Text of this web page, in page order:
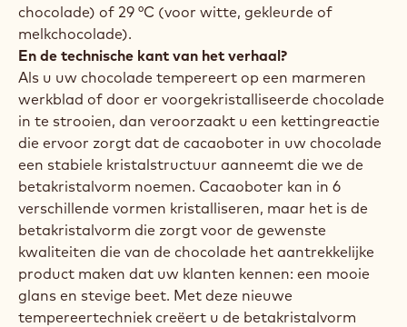
chocolade) of 29 °C (voor witte, gekleurde of
melkchocolade).
En de technische kant van het verhaal?
Als u uw chocolade tempereert op een marmeren
werkblad of door er voorgekristalliseerde chocolade
in te strooien, dan veroorzaakt u een kettingreactie
die ervoor zorgt dat de cacaoboter in uw chocolade
een stabiele kristalstructuur aanneemt die we de
betakristalvorm noemen. Cacaoboter kan in 6
verschillende vormen kristalliseren, maar het is de
betakristalvorm die zorgt voor de gewenste
kwaliteiten die van de chocolade het aantrekkelijke
product maken dat uw klanten kennen: een mooie
glans en stevige beet. Met deze nieuwe
tempereertechniek creëert u de betakristalvorm